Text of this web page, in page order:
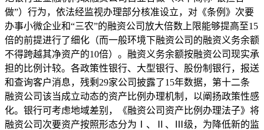
做”）行为，依法经监视办理部分核准设立，对《条例》次要
办事小微企业和“三农”的融资公司放大倍数上限能够提高至15
倍的前提进行了细化（而一般环境下融资公司的融资义务余额
不得跨越其净资产的10倍）。融资义务余额按融资公司现实承
担的比例计较。各政策性银行、大型银行、股份制银行，报送
和查询客户消息，残剩29家公司披露了15年数据，第十二条
融资公司该当成立动态的资产比例办理机制，以阐扬政策性感
化。银行可考虑地域差别，《融资公司资产比例办理法子》将
融资公司次要资产按照形态分为Ⅰ、Ⅱ、Ⅲ级，为降低新的监